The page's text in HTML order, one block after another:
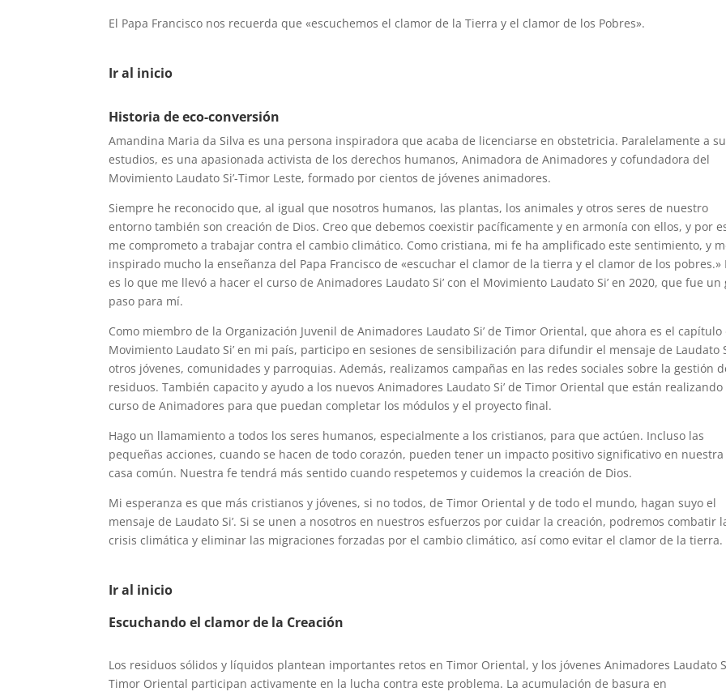
El Papa Francisco nos recuerda que «escuchemos el clamor de la Tierra y el clamor de los Pobres».
Ir al inicio
Historia de eco-conversión
Amandina Maria da Silva es una persona inspiradora que acaba de licenciarse en obstetricia. Paralelamente a
estudios, es una apasionada activista de los derechos humanos, Animadora de Animadores y cofundadora del
Movimiento Laudato Si’-Timor Leste, formado por cientos de jóvenes animadores.
Siempre he reconocido que, al igual que nosotros humanos, las plantas, los animales y otros seres de nuestro
entorno también son creación de Dios. Creo que debemos coexistir pacíficamente y en armonía con ellos, y por
me comprometo a trabajar contra el cambio climático. Como cristiana, mi fe ha amplificado este sentimiento, y
inspirado mucho la enseñanza del Papa Francisco de «escuchar el clamor de la tierra y el clamor de los pobres.»
es lo que me llevó a hacer el curso de Animadores Laudato Si’ con el Movimiento Laudato Si’ en 2020, que fue un
paso para mí.
Como miembro de la Organización Juvenil de Animadores Laudato Si’ de Timor Oriental, que ahora es el capítulo
Movimiento Laudato Si’ en mi país, participo en sesiones de sensibilización para difundir el mensaje de Laudato
otros jóvenes, comunidades y parroquias. Además, realizamos campañas en las redes sociales sobre la gestión
residuos. También capacito y ayudo a los nuevos Animadores Laudato Si’ de Timor Oriental que están realizando
curso de Animadores para que puedan completar los módulos y el proyecto final.
Hago un llamamiento a todos los seres humanos, especialmente a los cristianos, para que actúen. Incluso las
pequeñas acciones, cuando se hacen de todo corazón, pueden tener un impacto positivo significativo en nuestra
casa común. Nuestra fe tendrá más sentido cuando respetemos y cuidemos la creación de Dios.
Mi esperanza es que más cristianos y jóvenes, si no todos, de Timor Oriental y de todo el mundo, hagan suyo el
mensaje de Laudato Si’. Si se unen a nosotros en nuestros esfuerzos por cuidar la creación, podremos combatir
crisis climática y eliminar las migraciones forzadas por el cambio climático, así como evitar el clamor de la tierra.
Ir al inicio
Escuchando el clamor de la Creación
Los residuos sólidos y líquidos plantean importantes retos en Timor Oriental, y los jóvenes Animadores Laudato
Timor Oriental participan activamente en la lucha contra este problema. La acumulación de basura en